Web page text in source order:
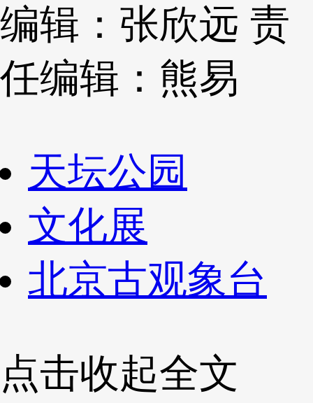
编辑：张欣远 责
任编辑：熊易
天坛公园
文化展
北京古观象台
点击收起全文